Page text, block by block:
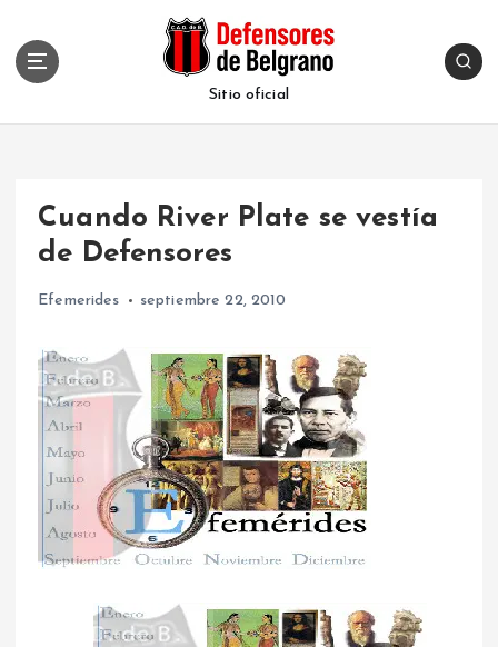
Sitio oficial
Cuando River Plate se vestía
de Defensores
Efemerides septiembre 22, 2010